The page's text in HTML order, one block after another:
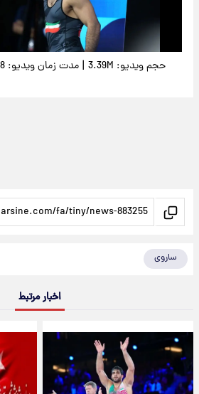
Video
حجم ویدیو: 3.39M | مدت زمان ویدیو: 00:00:48
ساروی
اخبار مرتبط